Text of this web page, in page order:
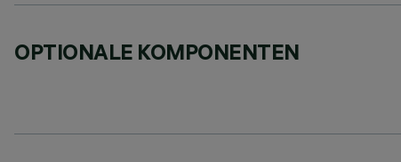
OPTIONALE KOMPONENTEN